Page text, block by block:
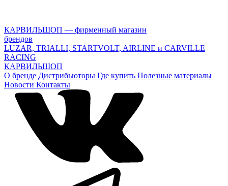
КАРВИЛЬШОП — фирменный магазин
брендов
LUZAR, TRIALLI, STARTVOLT, AIRLINE и CARVILLE
RACING
КАРВИЛЬШОП
О бренде Дистрибьюторы Где купить Полезные материалы
Новости Контакты